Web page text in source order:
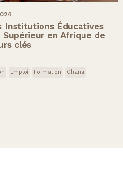
Institutions Éducatives
Supérieur en Afrique de
clés
Emploi Formation Ghana